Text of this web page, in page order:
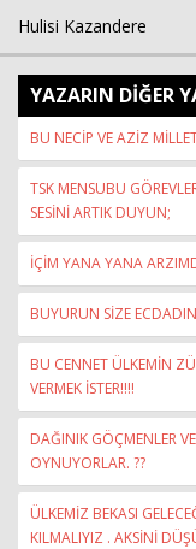
Hulisi Kazandere
YAZARIN DİĞER
BU NECİP VE AZİZ
TSK MENSUBU
SESİNİ ARTIK DUYUN;
İÇİM YANA YANA
BUYURUN SİZE
BU CENNET ÜLKEMİN
VERMEK İSTER!!!!
DAĞINIK GÖÇMENLER
OYNUYORLAR. ??
ÜLKEMİZ BEKASI
KILMALIYIZ . AKSİNİ